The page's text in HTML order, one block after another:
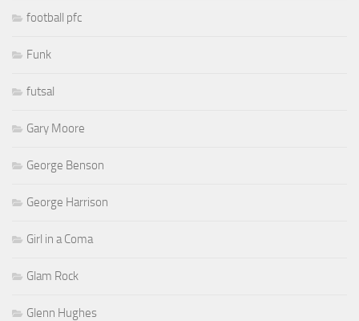
football pfc
Funk
futsal
Gary Moore
George Benson
George Harrison
Girl in a Coma
Glam Rock
Glenn Hughes